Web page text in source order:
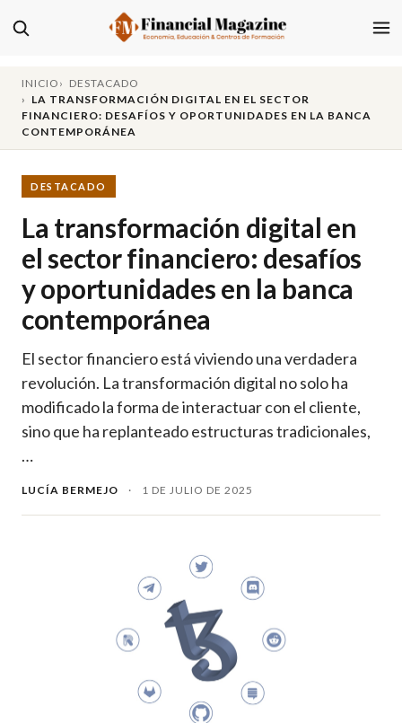
INICIO
DESTACADO
LA TRANSFORMACIÓN DIGITAL EN EL SECTOR
FINANCIERO: DESAFÍOS Y OPORTUNIDADES EN LA BANCA
CONTEMPORÁNEA
DESTACADO
La transformación digital en
el sector financiero: desafíos
y oportunidades en la banca
contemporánea
El sector financiero está viviendo una verdadera
revolución. La transformación digital no solo ha
modificado la forma de interactuar con el cliente,
sino que ha replanteado estructuras tradicionales,
…
LUCÍA BERMEJO · 1 DE JULIO DE 2025